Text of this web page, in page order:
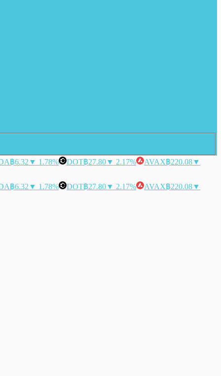
฿6.32 ▼ 1.78% DOT฿27.80▼ 2.17% AVAX฿220.08▼
฿6.32 ▼ 1.78% DOT฿27.80▼ 2.17% AVAX฿220.08▼